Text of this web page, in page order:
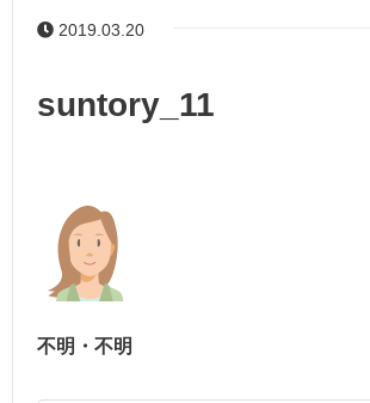
2019.03.20
suntory_11
不明・不明